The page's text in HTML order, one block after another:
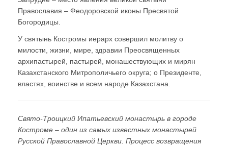
Православия – Феодоровской иконы Пресвятой
Богородицы.
У святынь Костромы иерарх совершил молитву о
милости, жизни, мире, здравии Преосвященных
архипастырей, пастырей, монашествующих и мирян
Казахстанского Митрополичьего округа; о Президенте,
властях, воинстве и всем народе Казахстана.
Свято-Троицкий Ипатьевский монастырь в городе
Костроме – один из самых известных монастырей
Русской Православной Церкви. Процесс возвращения